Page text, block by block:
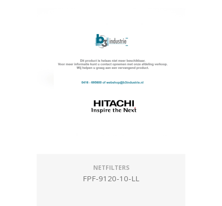
NETFILTERS
FPF-9120-10-LL